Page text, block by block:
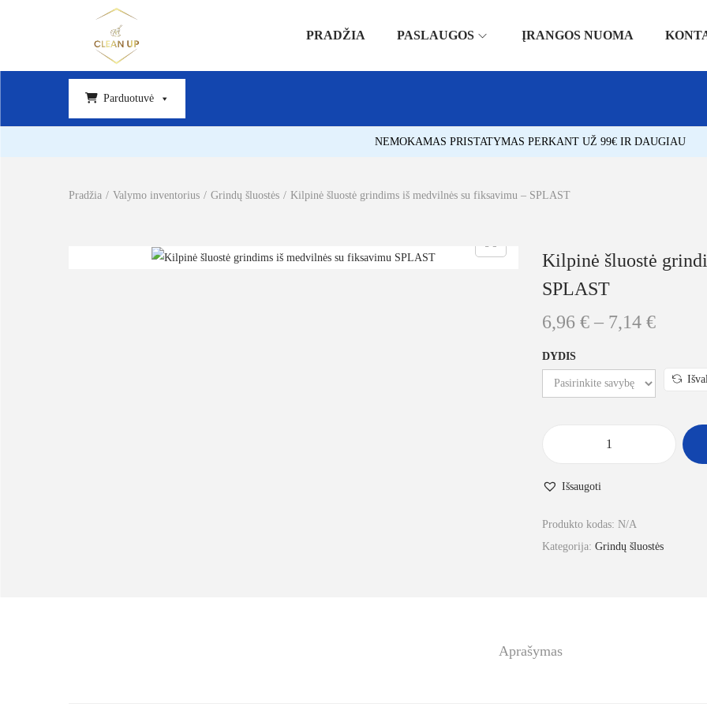
PRADŽIA PASLAUGOS ĮRANGOS NUOMA
Parduotuvė
NEMOKAMAS PRISTATYMAS PERKANT UŽ 99€ IR DAUGIAU
Pradžia / Valymo inventorius / Grindų šluostės / Kilpinė šluostė grindims iš medvilnės su fiksavimu – SPLAST
Kilpinė šluostė
SPLAST
6,96 € – 7,14 €
DYDIS
Išsaugoti
Produkto kodas: N/A
Kategorija: Grindų šluostės
Aprašymas